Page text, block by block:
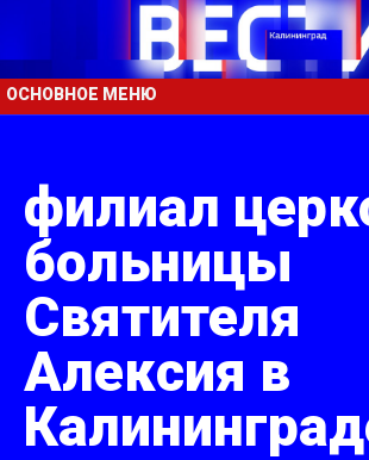
ОСНОВНОЕ МЕНЮ
филиал
больницы
Святителя
Алексия в